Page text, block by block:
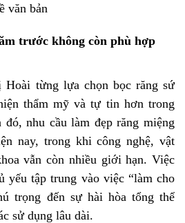
trước không còn phù hợp
Hoài từng lựa chọn bọc răng sứ
thẩm mỹ và tự tin hơn trong
nhu cầu làm đẹp răng miệng
nay, trong khi công nghệ, vật
vẫn còn nhiều giới hạn. Việc
yếu tập trung vào việc “làm cho
trọng đến sự hài hòa tổng thể
sử dụng lâu dài.